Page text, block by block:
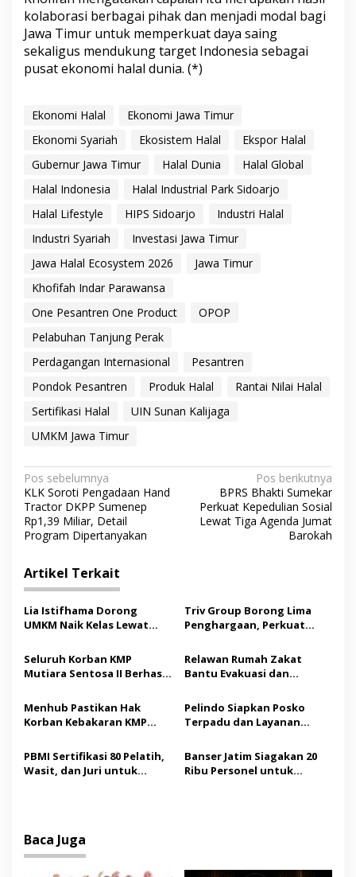
kolaborasi berbagai pihak dan menjadi modal bagi
Jawa Timur untuk memperkuat daya saing
sekaligus mendukung target Indonesia sebagai
pusat ekonomi halal dunia. (*)
Ekonomi Halal
Ekonomi Jawa Timur
Ekonomi Syariah
Ekosistem Halal
Ekspor Halal
Gubernur Jawa Timur
Halal Dunia
Halal Global
Halal Indonesia
Halal Industrial Park Sidoarjo
Halal Lifestyle
HIPS Sidoarjo
Industri Halal
Industri Syariah
Investasi Jawa Timur
Jawa Halal Ecosystem 2026
Jawa Timur
Khofifah Indar Parawansa
One Pesantren One Product
OPOP
Pelabuhan Tanjung Perak
Perdagangan Internasional
Pesantren
Pondok Pesantren
Produk Halal
Rantai Nilai Halal
Sertifikasi Halal
UIN Sunan Kalijaga
UMKM Jawa Timur
N
a
v
i
g
a
s
i
p
o
s
Pos sebelumnya
KLK Soroti Pengadaan Hand
Tractor DKPP Sumenep
Rp1,39 Miliar, Detail
Program Dipertanyakan
Pos berikutnya
BPRS Bhakti Sumekar
Perkuat Kepedulian Sosial
Lewat Tiga Agenda Jumat
Barokah
Artikel Terkait
Lia Istifhama Dorong
UMKM Naik Kelas Lewat
Soroti Pemberdayaan
Difabel
Triv Group Borong Lima
Penghargaan, Perkuat
Aset Digital Terpercaya
Seluruh Korban KMP
Mutiara Sentosa II Berhasil
Audit Operator Kapal
Relawan Rumah Zakat
Bantu Evakuasi dan
Kebakaran KMP Mutiara
Sentosa II
Menhub Pastikan Hak
Korban Kebakaran KMP
Dipenuhi, Evakuasi Terus
Berlanjut
Pelindo Siapkan Posko
Terpadu dan Layanan
Kebakaran KMP Mutiara
Sentosa II
PBMI Sertifikasi 80 Pelatih,
Wasit, dan Juri untuk
Banser Jatim Siagakan 20
Ribu Personel untuk
Baca Juga